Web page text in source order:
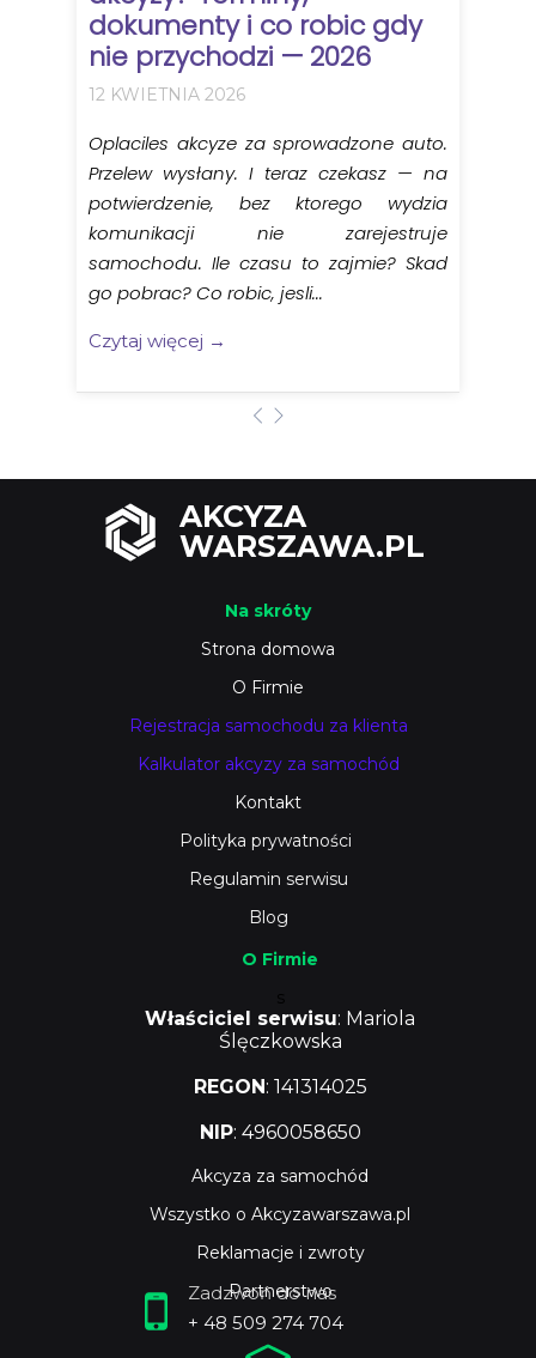
AKCYZA
WARSZAWA.PL
Zadzwoń do nas
+ 48 509 274 704
O Firmie
Właściciel serwisu: Mariola
Ślęczkowska
REGON: 141314025
NIP: 4960058650
Akcyza za samochód
Wszystko o Akcyzawarszawa.pl
Reklamacje i zwroty
Partnerstwo
Na skróty
Strona domowa
O Firmie
Rejestracja samochodu za klienta
Kalkulator akcyzy za samochód
Kontakt
Polityka prywatności
Regulamin serwisu
Blog
dokumenty i co robic gdy
nie przychodzi — 2026
12 KWIETNIA 2026
Oplaciles akcyze za sprowadzone auto.
Przelew wysłany. I teraz czekasz — na
potwierdzenie, bez ktorego wydzia
komunikacji nie zarejestruje
samochodu. Ile czasu to zajmie? Skad
go pobrac? Co robic, jesli...
Czytaj więcej →